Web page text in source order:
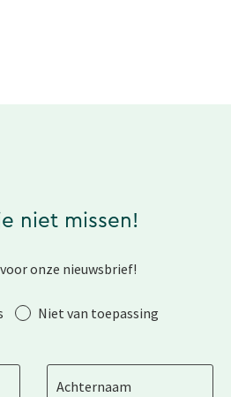
niet missen!
onze nieuwsbrief!
Niet van toepassing
Achternaam